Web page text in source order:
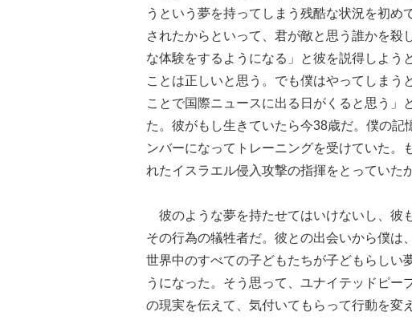
うという夢を持ってしまう残酷な状況を初
されたからといって、君が敵と思う誰かを殺
な体験をするようになる」と彼を説得しよう
ことは正しいと思う。でも僕はやってしま
ことで国際ニュースに出る日がくると思う」
た。彼がもし生きていたら今38歳だ。僕の記
ンバーになってトレーニングを受けていた
れたイスラエル侵入攻撃の指揮をとっていた
彼のような夢を持たせてはいけないし、彼
その行為の犠牲者だ。彼との出会いから僕は
世界中のすべての子どもたちが子どもらしい
うになった。そう思って、ユナイテッドピ
の現実を伝えて、気付いてもらって行動を変